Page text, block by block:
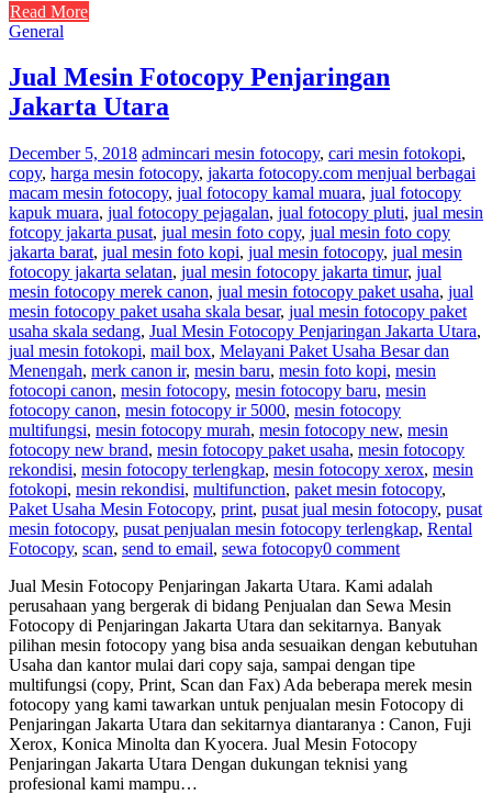
Read More
General
Jual Mesin Fotocopy Penjaringan
Jakarta Utara
December 5, 2018 admincari mesin fotocopy, cari mesin fotokopi,
copy, harga mesin fotocopy, jakarta fotocopy.com menjual berbagai
macam mesin fotocopy, jual fotocopy kamal muara, jual fotocopy
kapuk muara, jual fotocopy pejagalan, jual fotocopy pluti, jual mesin
fotcopy jakarta pusat, jual mesin foto copy, jual mesin foto copy
jakarta barat, jual mesin foto kopi, jual mesin fotocopy, jual mesin
fotocopy jakarta selatan, jual mesin fotocopy jakarta timur, jual
mesin fotocopy merek canon, jual mesin fotocopy paket usaha, jual
mesin fotocopy paket usaha skala besar, jual mesin fotocopy paket
usaha skala sedang, Jual Mesin Fotocopy Penjaringan Jakarta Utara,
jual mesin fotokopi, mail box, Melayani Paket Usaha Besar dan
Menengah, merk canon ir, mesin baru, mesin foto kopi, mesin
fotocopi canon, mesin fotocopy, mesin fotocopy baru, mesin
fotocopy canon, mesin fotocopy ir 5000, mesin fotocopy
multifungsi, mesin fotocopy murah, mesin fotocopy new, mesin
fotocopy new brand, mesin fotocopy paket usaha, mesin fotocopy
rekondisi, mesin fotocopy terlengkap, mesin fotocopy xerox, mesin
fotokopi, mesin rekondisi, multifunction, paket mesin fotocopy,
Paket Usaha Mesin Fotocopy, print, pusat jual mesin fotocopy, pusat
mesin fotocopy, pusat penjualan mesin fotocopy terlengkap, Rental
Fotocopy, scan, send to email, sewa fotocopy0 comment
Jual Mesin Fotocopy Penjaringan Jakarta Utara. Kami adalah
perusahaan yang bergerak di bidang Penjualan dan Sewa Mesin
Fotocopy di Penjaringan Jakarta Utara dan sekitarnya. Banyak
pilihan mesin fotocopy yang bisa anda sesuaikan dengan kebutuhan
Usaha dan kantor mulai dari copy saja, sampai dengan tipe
multifungsi (copy, Print, Scan dan Fax) Ada beberapa merek mesin
fotocopy yang kami tawarkan untuk penjualan mesin Fotocopy di
Penjaringan Jakarta Utara dan sekitarnya diantaranya : Canon, Fuji
Xerox, Konica Minolta dan Kyocera. Jual Mesin Fotocopy
Penjaringan Jakarta Utara Dengan dukungan teknisi yang
profesional kami mampu…